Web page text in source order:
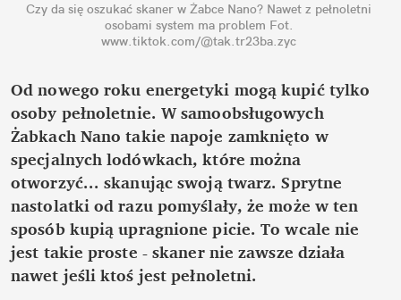
Czy da się oszukać skaner w Żabce Nano? Nawet z pełnoletni
osobami system ma problem Fot.
www.tiktok.com/@tak.tr23ba.zyc
Od nowego roku energetyki mogą kupić tylko
osoby pełnoletnie. W samoobsługowych
Żabkach Nano takie napoje zamknięto w
specjalnych lodówkach, które można
otworzyć... skanując swoją twarz. Sprytne
nastolatki od razu pomyślały, że może w ten
sposób kupią upragnione picie. To wcale nie
jest takie proste - skaner nie zawsze działa
nawet jeśli ktoś jest pełnoletni.